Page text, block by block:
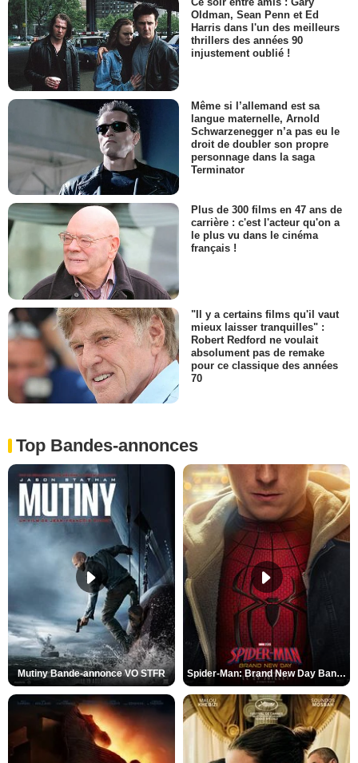
Oldman, Sean Penn et Ed
Harris dans l'un des meilleurs
thrillers des années 90
injustement oublié !
Même si l’allemand est sa
langue maternelle, Arnold
Schwarzenegger n’a pas eu le
droit de doubler son propre
personnage dans la saga
Terminator
Plus de 300 films en 47 ans de
carrière : c'est l'acteur qu'on a
le plus vu dans le cinéma
français !
"Il y a certains films qu'il vaut
mieux laisser tranquilles" :
Robert Redford ne voulait
absolument pas de remake
pour ce classique des années
70
Top Bandes-annonces
Mutiny Bande-annonce VO STFR Spider-Man: Brand New Day Bande-annonce VO STFR